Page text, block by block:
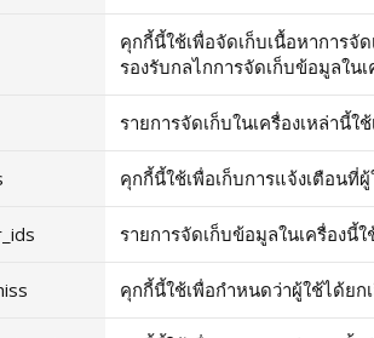
คุกกี้นี้ใช้เพื่อจัดเก็บเนื้อหาการจั
รองรับกลไกการจัดเก็บข้อมูลใน
รายการจัดเก็บในเครื่องเหล่านี้
คุกกี้นี้ใช้เพื่อเก็บการแจ้งเตือนที่
รายการจัดเก็บข้อมูลในเครื่องนี้
คุกกี้นี้ใช้เพื่อกำหนดว่าผู้ใช้ได้ย